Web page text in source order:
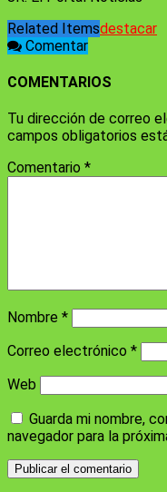
Related Itemsdestacar
Comentar
COMENTARIOS
Tu dirección de correo
campos obligatorios
Comentario *
Nombre *
Correo electrónico *
Web
Guarda mi nombre,
navegador para la